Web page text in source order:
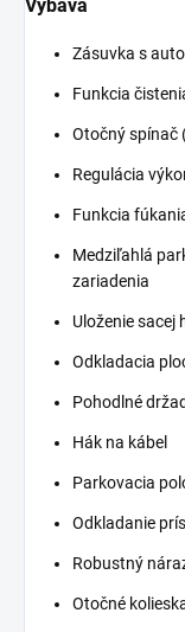
Výbava
Zásuvka s
Funkcia
Otočný spínač
Regulácia
Funkcia
Medziľahlá
zariadenia
Uloženie sacej
Odkladacia
Pohodlné
Hák na kábel
Parkovacia
Odkladanie
Robustný
Otočné